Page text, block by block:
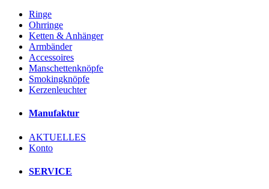
Ringe
Ohrringe
Ketten & Anhänger
Armbänder
Accessoires
Manschettenknöpfe
Smokingknöpfe
Kerzenleuchter
Manufaktur
AKTUELLES
Konto
SERVICE